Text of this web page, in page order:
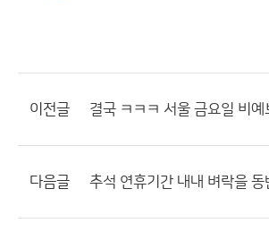
이전글
다음글 추석 연휴기간 내내 벼락을 동